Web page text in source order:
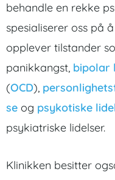
behandle en rekke
spesialiserer oss på
opplever tilstander
panikkangst, bipolar
(OCD),
se og psykotiske
psykiatriske lidelser.
Klinikken besitter